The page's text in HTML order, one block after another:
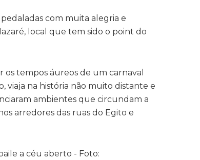
com muita alegria e
local que tem sido o point do
tempos áureos de um carnaval
viaja na história não muito distante e
ambientes que circundam a
arredores das ruas do Egito e